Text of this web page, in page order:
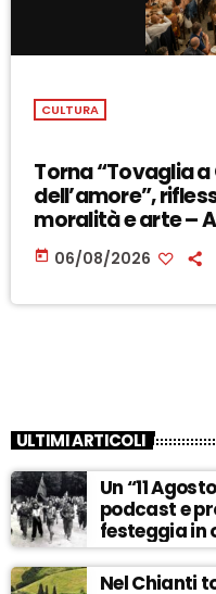
CULTURA
Torna “Tovaglia a
dell’amore”,
moralità e arte –
today 06/08/2026
ULTIMI ARTICOLI
Un “11
podcast e
festeggia in
Nel Chianti